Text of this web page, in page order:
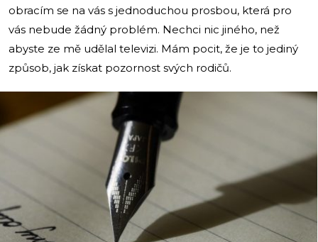
obracím se na vás s jednoduchou prosbou, která pro
vás nebude žádný problém. Nechci nic jiného, než
abyste ze mě udělal televizi. Mám pocit, že je to jediný
způsob, jak získat pozornost svých rodičů.